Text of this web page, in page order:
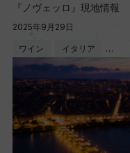
『ノヴェッロ』現地情報
2025年9月29日
ワイン イタリア …